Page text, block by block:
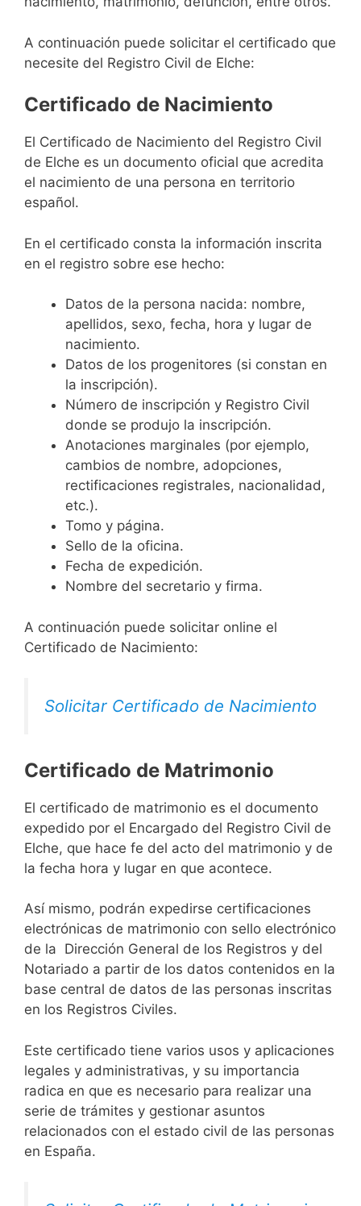
A continuación puede solicitar el certificado que
necesite del Registro Civil de Elche:
Certificado de Nacimiento
El Certificado de Nacimiento del Registro Civil
de Elche es un documento oficial que acredita
el nacimiento de una persona en territorio
español.
En el certificado consta la información inscrita
en el registro sobre ese hecho:
Datos de la persona nacida: nombre,
apellidos, sexo, fecha, hora y lugar de
nacimiento.
Datos de los progenitores (si constan en
la inscripción).
Número de inscripción y Registro Civil
donde se produjo la inscripción.
Anotaciones marginales (por ejemplo,
cambios de nombre, adopciones,
rectificaciones registrales, nacionalidad,
etc.).
Tomo y página.
Sello de la oficina.
Fecha de expedición.
Nombre del secretario y firma.
A continuación puede solicitar online el
Certificado de Nacimiento:
Solicitar Certificado de Nacimiento
Certificado de Matrimonio
El certificado de matrimonio es el documento
expedido por el Encargado del Registro Civil de
Elche, que hace fe del acto del matrimonio y de
la fecha hora y lugar en que acontece.
Así mismo, podrán expedirse certificaciones
electrónicas de matrimonio con sello electrónico
de la Dirección General de los Registros y del
Notariado a partir de los datos contenidos en la
base central de datos de las personas inscritas
en los Registros Civiles.
Este certificado tiene varios usos y aplicaciones
legales y administrativas, y su importancia
radica en que es necesario para realizar una
serie de trámites y gestionar asuntos
relacionados con el estado civil de las personas
en España.